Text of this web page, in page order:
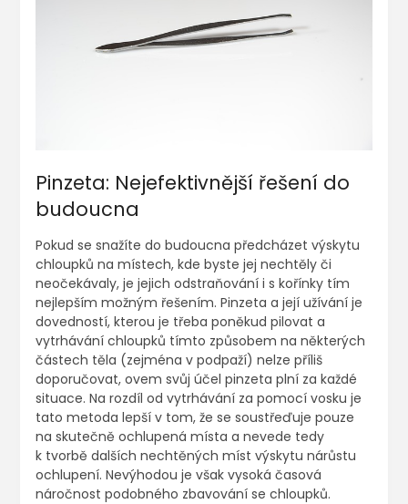
Pinzeta: Nejefektivnější řešení do
budoucna
Pokud se snažíte do budoucna předcházet výskytu
chloupků na místech, kde byste jej nechtěly či
neočekávaly, je jejich odstraňování i s kořínky tím
nejlepším možným řešením. Pinzeta a její užívání je
dovedností, kterou je třeba poněkud pilovat a
vytrhávání chloupků tímto způsobem na některých
částech těla (zejména v podpaží) nelze příliš
doporučovat, ovem svůj účel pinzeta plní za každé
situace. Na rozdíl od vytrhávání za pomocí vosku je
tato metoda lepší v tom, že se soustřeďuje pouze
na skutečně ochlupená místa a nevede tedy
k tvorbě dalších nechtěných míst výskytu nárůstu
ochlupení. Nevýhodou je však vysoká časová
náročnost podobného zbavování se chloupků.